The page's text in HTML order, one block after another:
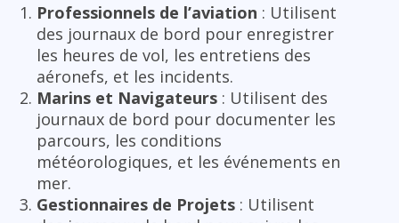
Professionnels de l’aviation : Utilisent
des journaux de bord pour enregistrer
les heures de vol, les entretiens des
aéronefs, et les incidents.
Marins et Navigateurs : Utilisent des
journaux de bord pour documenter les
parcours, les conditions
météorologiques, et les événements en
mer.
Gestionnaires de Projets : Utilisent